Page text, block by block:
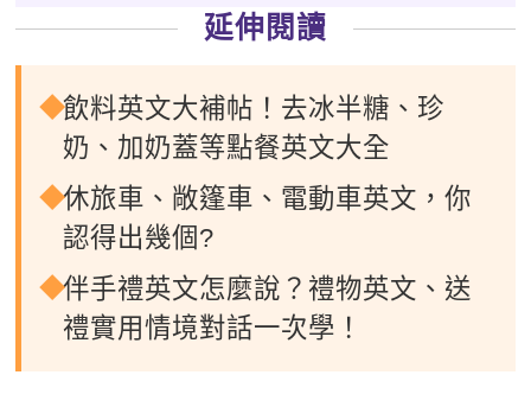
延伸閱讀
飲料英文大補帖！去冰半糖、珍
奶、加奶蓋等點餐英文大全
休旅車、敞篷車、電動車英文，你
認得出幾個?
伴手禮英文怎麼說？禮物英文、送
禮實用情境對話一次學！